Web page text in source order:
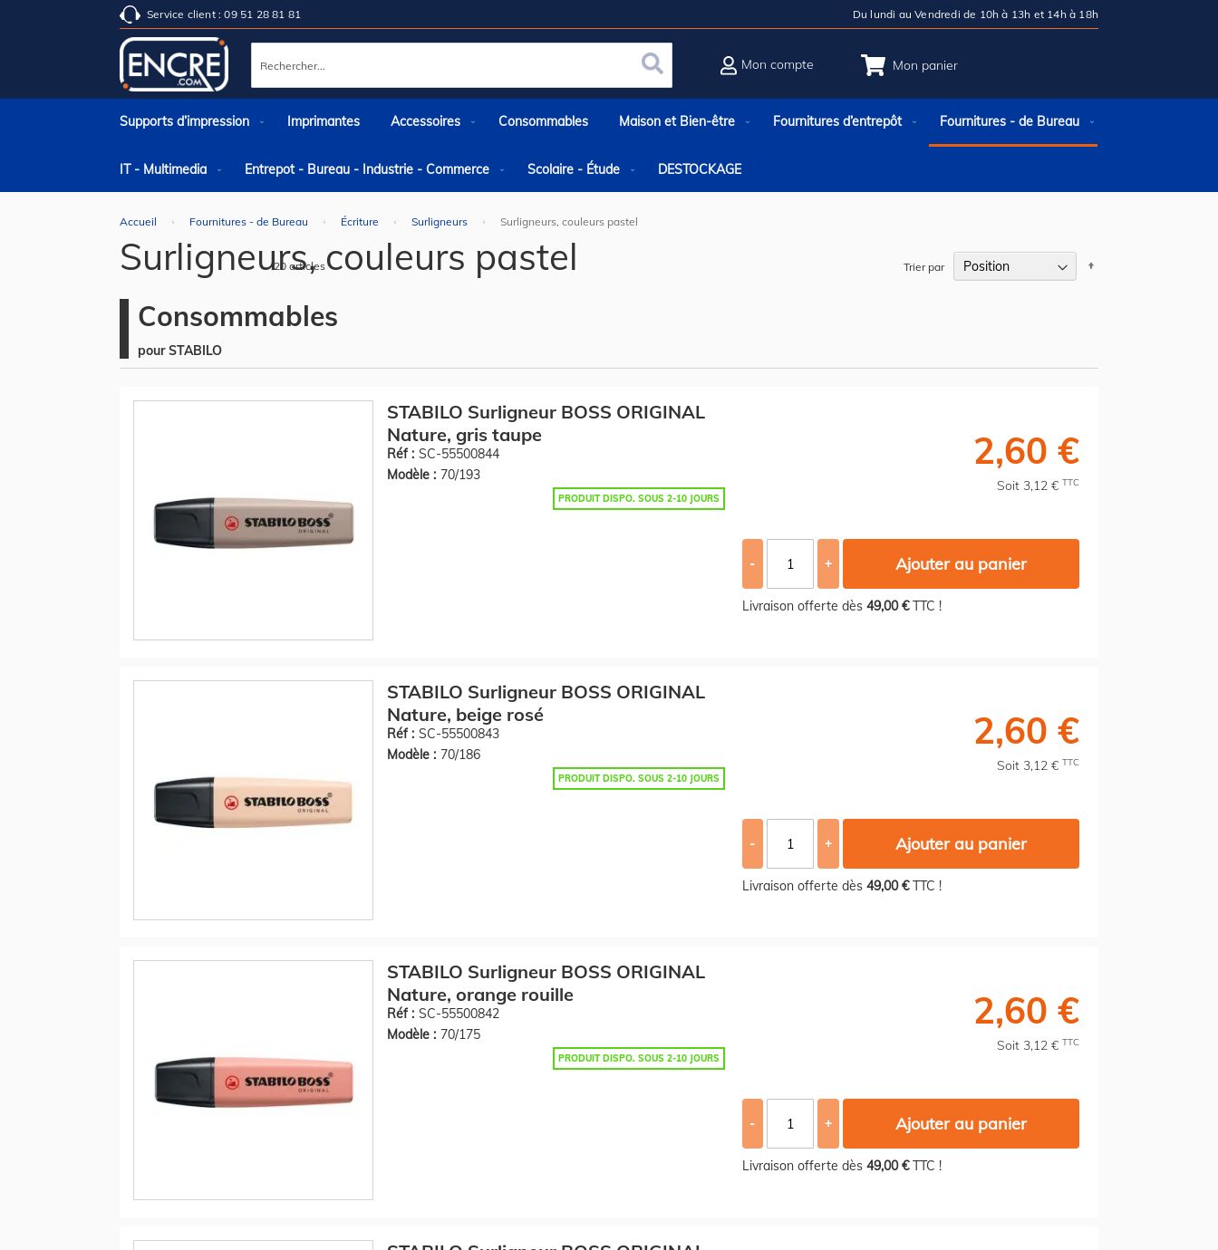
Service client : 09 51 28 81 81 Du lundi au Vendredi de 10h à 13h et 14h à 18h
Mon panier
Rechercher Rechercher
Mon compte
Supports d’impression Imprimantes Accessoires Consommables Maison et Bien-être Fournitures d’entrepôt Fournitures - de Bureau
IT - Multimedia Entrepot - Bureau - Industrie - Commerce Scolaire - Étude DESTOCKAGE
Accueil Fournitures - de Bureau Écriture Surligneurs Surligneurs, couleurs pastel
Surligneurs, couleurs pastel
20 articles Trier par
Consommables
pour STABILO
STABILO Surligneur BOSS ORIGINAL
Nature, gris taupe
Réf : SC-55500844
Modèle : 70/193
PRODUIT DISPO. SOUS 2-10 JOURS
2,60 €
Soit 3,12 € TTC
- + Ajouter au panier
Livraison offerte dès 49,00 €TTC !
STABILO Surligneur BOSS ORIGINAL
Nature, beige rosé
Réf : SC-55500843
Modèle : 70/186
PRODUIT DISPO. SOUS 2-10 JOURS
2,60 €
Soit 3,12 € TTC
- + Ajouter au panier
Livraison offerte dès 49,00 €TTC !
STABILO Surligneur BOSS ORIGINAL
Nature, orange rouille
Réf : SC-55500842
Modèle : 70/175
PRODUIT DISPO. SOUS 2-10 JOURS
2,60 €
Soit 3,12 € TTC
- + Ajouter au panier
Livraison offerte dès 49,00 €TTC !